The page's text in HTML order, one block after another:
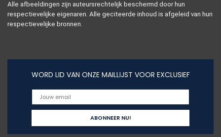
Alle afbeeldingen zijn auteursrechtelijk beschermd door hun
respectievelijke eigenaren. Alle geciteerde inhoud is afgeleid van hun
respectievelijke bronnen.
WORD LID VAN ONZE MAILLIJST VOOR EXCLUSIEF